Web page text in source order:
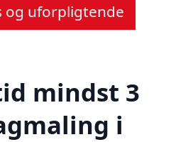
og uforpligtende
mindst 3
i